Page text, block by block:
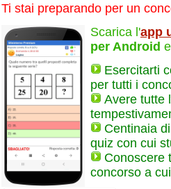
Ti stai preparando per un
Scarica l'app
per Android
Esercitarti
per tutti i
Avere tutte
Centinaia
quiz con cui
Conoscere
concorso a